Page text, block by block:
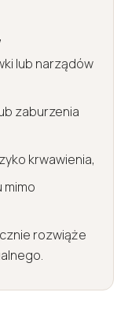
lub narządów
zaburzenia
krwawienia,
mimo
rozwiąże